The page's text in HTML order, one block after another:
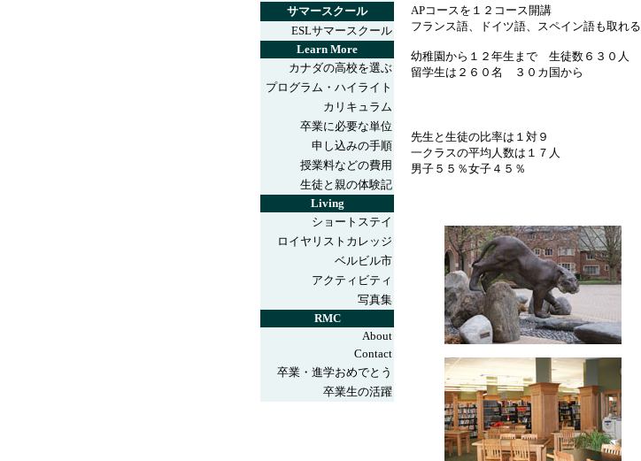
サマースクール
ESLサマースクール
Learn More
カナダの高校を選ぶ
プログラム ・ハイライト
カリキュラム
卒業に必要な単位
申し込みの手順
授業料などの費用
生徒と親の体験記
Living
ショートステイ
ロイヤリストカレッジ
ベルビル市
アクティビティ
写真集
RMC
About
Contact
卒業・進学おめでとう
卒業生の活躍
APコースを１２コース開講
フランス語、ドイツ語、スペイン語も取れる
幼稚園から１２年生まで 生徒数６３０人
留学生は２６０名 ３０カ国から
先生と生徒の比率は１対９
一クラスの平均人数は１７人
男子５５％女子４５％